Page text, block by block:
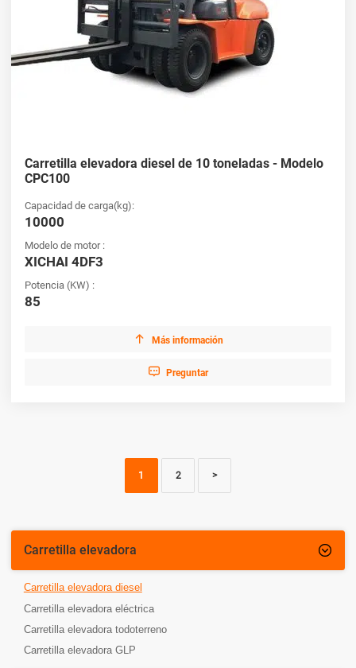
Carretilla elevadora 
Carretilla elevadora diesel
Carretilla elevadora eléctrica
Carretilla elevadora todoterreno
Carretilla elevadora GLP
Carretilla elevadora diesel de 10 toneladas - Modelo
CPC100
Capacidad de carga(kg):
10000
Modelo de motor :
XICHAI 4DF3
Potencia (KW) :
85
 Más información
 Preguntar
1 2 >